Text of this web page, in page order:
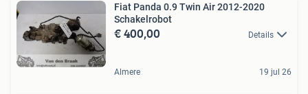
Fiat Panda 0.9 Twin Air 2012-2020
Schakelrobot
€ 400,00 Details
Almere 19 jul 26